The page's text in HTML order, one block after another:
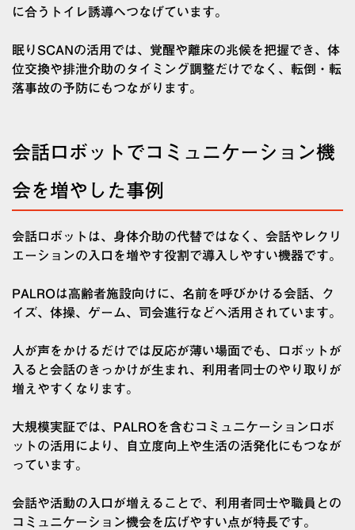
に合うトイレ誘導へつなげています。
眠りSCANの活用では、覚醒や離床の兆候を把握でき、体
位交換や排泄介助のタイミング調整だけでなく、転倒・転
落事故の予防にもつながります。
会話ロボットでコミュニケーション機
会を増やした事例
会話ロボットは、身体介助の代替ではなく、会話やレクリ
エーションの入口を増やす役割で導入しやすい機器です。
PALROは高齢者施設向けに、名前を呼びかける会話、ク
イズ、体操、ゲーム、司会進行などへ活用されています。
人が声をかけるだけでは反応が薄い場面でも、ロボットが
入ると会話のきっかけが生まれ、利用者同士のやり取りが
増えやすくなります。
大規模実証では、PALROを含むコミュニケーションロボ
ットの活用により、自立度向上や生活の活発化にもつなが
っています。
会話や活動の入口が増えることで、利用者同士や職員との
コミュニケーション機会を広げやすい点が特長です。